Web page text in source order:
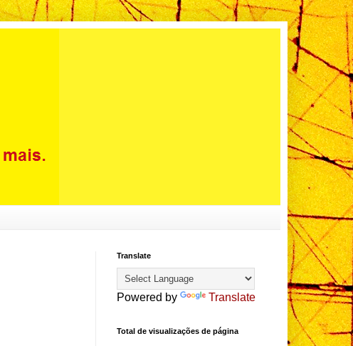
Translate
Powered by Translate
Total de visualizações de página